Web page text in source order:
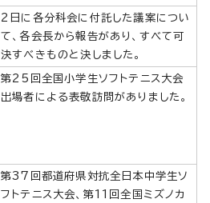
2日に各分科会に付託した議案につい
て、各会長から報告があり、すべて可
決すべきものと決しました。
第25回全国小学生ソフトテニス大会
出場者による表敬訪問がありました。
第37回都道府県対抗全日本中学生ソ
フトテニス大会、第11回全国ミズノカ